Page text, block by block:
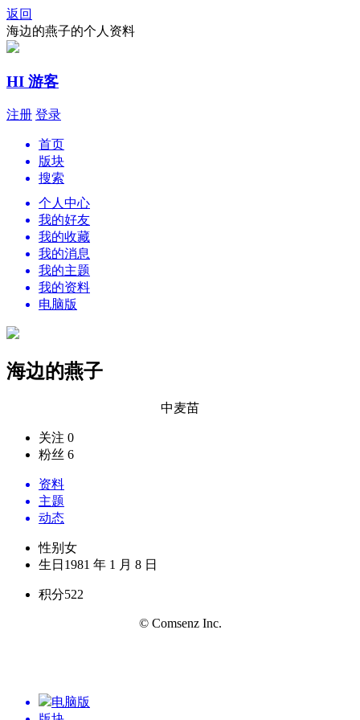
返回
海边的燕子的个人资料
HI 游客
注册 登录
首页
版块
搜索
个人中心
我的好友
我的收藏
我的消息
我的主题
我的资料
电脑版
海边的燕子
中麦苗
关注 0
粉丝 6
资料
主题
动态
性别 女
生日 1981 年 1 月 8 日
积分522
© Comsenz Inc.
电脑版